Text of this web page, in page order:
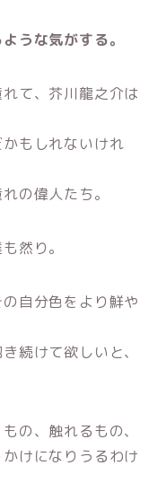
うな気がする。
て、 芥川龍之介は
もしれないけれ
の偉人たち。
然り。
自分色をより鮮や
続けて欲しいと、
の、触れるもの、
けになりうるわけ